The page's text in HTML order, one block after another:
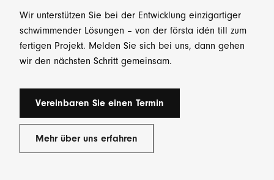
Wir unterstützen Sie bei der Entwicklung einzigartiger
schwimmender Lösungen – von der första idén till zum
fertigen Projekt. Melden Sie sich bei uns, dann gehen
wir den nächsten Schritt gemeinsam.
Vereinbaren Sie einen Termin
Mehr über uns erfahren